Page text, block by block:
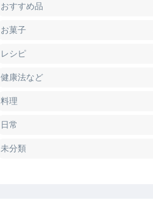
おすすめ品
お菓子
レシピ
健康法など
料理
日常
未分類